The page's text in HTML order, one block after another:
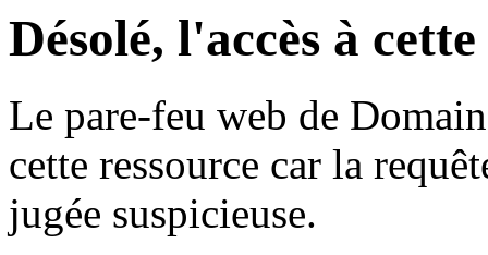
Désolé, l'accès à
Le pare-feu web de
cette ressource car la
jugée suspicieuse.